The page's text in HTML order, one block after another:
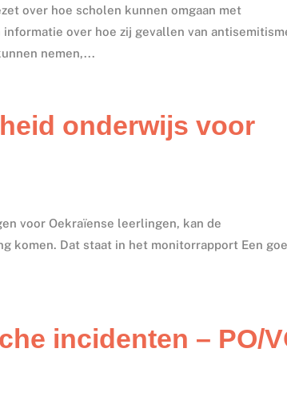
over hoe scholen kunnen omgaan met
over hoe zij gevallen van
nemen,...
onderwijs voor
voor Oekraïense leerlingen, kan de
komen. Dat staat in het monitorrapport Een
incidenten – PO/